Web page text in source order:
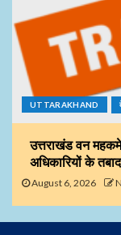
UTTARAKHAND
उत्तराखंड वन
अधिकारियों के
August 6, 2026